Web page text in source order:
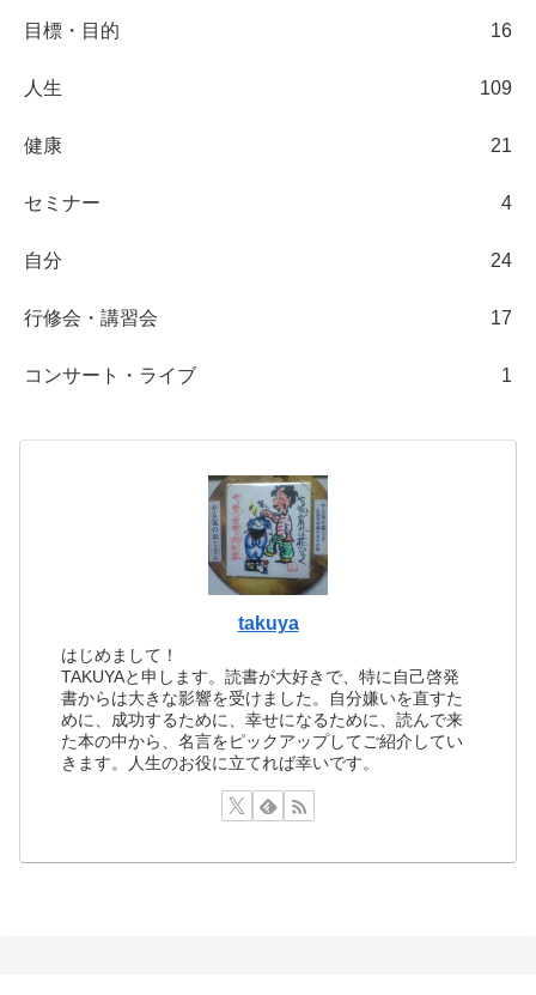
目標・目的 16
人生 109
健康 21
セミナー 4
自分 24
行修会・講習会 17
コンサート・ライブ 1
takuya
はじめまして！
TAKUYAと申します。読書が大好きで、特に自己啓発
書からは大きな影響を受けました。自分嫌いを直すた
めに、成功するために、幸せになるために、読んで来
た本の中から、名言をピックアップしてご紹介してい
きます。人生のお役に立てれば幸いです。